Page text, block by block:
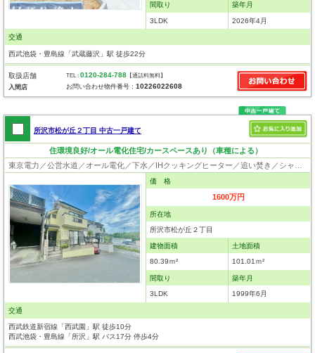
間取り
3LDK
築年月
2026年4月
交通
西武池袋・豊島線「武蔵藤沢」駅 徒歩22分
取扱店舗
入間店
TEL :0120-284-788 【通話料無料】
お問い合わせ物件番号：10226022608
所沢市松が丘２丁目 中古一戸建て
住環境良好/オール電化住宅/カースペースあり（車種による）
価 格
1600万円
所在地
所沢市松が丘２丁目
建物面積
80.39ｍ²
土地面積
101.01ｍ²
間取り
3LDK
築年月
1999年6月
交通
西武鉄道新宿線「西武園」駅 徒歩10分
西武池袋・豊島線「所沢」駅 バス17分 停歩4分